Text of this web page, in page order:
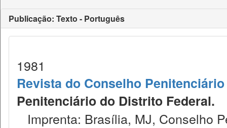
Publicação: Texto - Português
1981
Revista do Conselho
Penitenciário do Distrito Federal.
Imprenta: Brasília, MJ, Conselho